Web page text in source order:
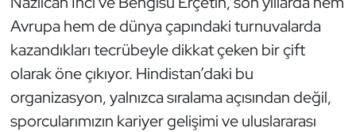
Avrupa hem de dünya çapındaki turnuvalarda
kazandıkları tecrübeyle dikkat çeken bir çift
olarak öne çıkıyor. Hindistan’daki bu
organizasyon, yalnızca sıralama açısından değil,
sporcularımızın kariyer gelişimi ve uluslararası
Kano ve Rafting
Karate
Kayak